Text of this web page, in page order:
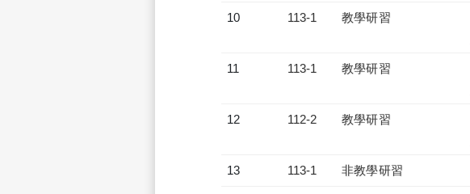
10 113-1 教學研習
11 113-1 教學研習
12 112-2 教學研習
13 113-1 非教學研習